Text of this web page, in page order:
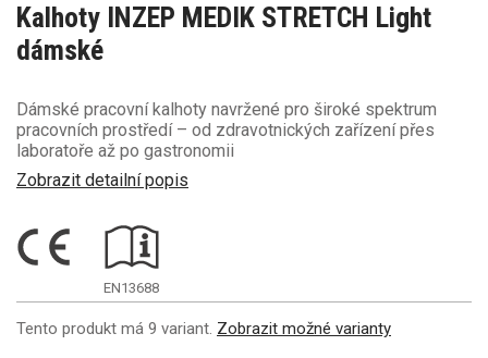
Kalhoty INZEP MEDIK STRETCH Light
dámské
Dámské pracovní kalhoty navržené pro široké spektrum
pracovních prostředí – od zdravotnických zařízení přes
laboratoře až po gastronomii
Zobrazit detailní popis
EN13688
Tento produkt má 9 variant. Zobrazit možné varianty